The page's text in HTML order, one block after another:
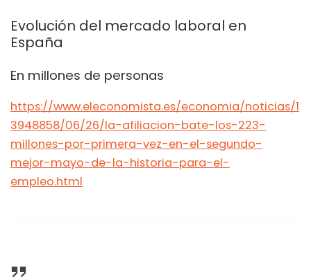
Evolución del mercado laboral en
España
En millones de personas
https://www.eleconomista.es/economia/noticias/1
3948858/06/26/la-afiliacion-bate-los-223-
millones-por-primera-vez-en-el-segundo-
mejor-mayo-de-la-historia-para-el-
empleo.html